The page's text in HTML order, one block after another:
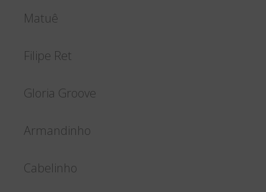
Matuê
Filipe Ret
Gloria Groove
Armandinho
Cabelinho